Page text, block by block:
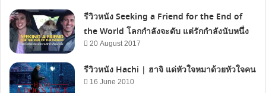
รีวิวหนัง Seeking a Friend for the End of
the World โลกกำลังจะดับ แต่รักกำลังนับหนึ่ง
20 August 2017
รีวิวหนัง Hachi | ฮาจิ แด่หัวใจหมาด้วยหัวใจคน
16 June 2010